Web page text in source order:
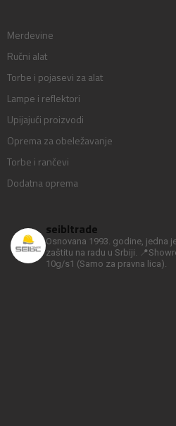
Merdevine
Ručni alat
Torbe i pojasevi za alat
Lampe i reflektori
Upijajući proizvodi
Oprema za obeležavanje
Torbe i rančevi
Dodatna oprema
seibltrade
Osnovana 1993. godine, jedna
zaštitu na radu u Srbiji.
10g/s1 (Samo za pravna lica).